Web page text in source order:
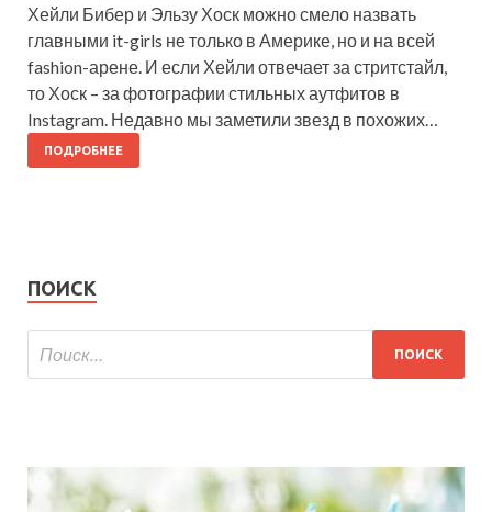
Хейли Бибер и Эльзу Хоск можно смело назвать
главными it-girls не только в Америке, но и на всей
fashion-арене. И если Хейли отвечает за стритстайл,
то Хоск – за фотографии стильных аутфитов в
Instagram. Недавно мы заметили звезд в похожих…
ПОДРОБНЕЕ
ПОИСК